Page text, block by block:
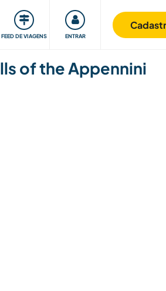
FEED DE VIAGENS ENTRAR
Comunidade Retribuindo
of the Appennini